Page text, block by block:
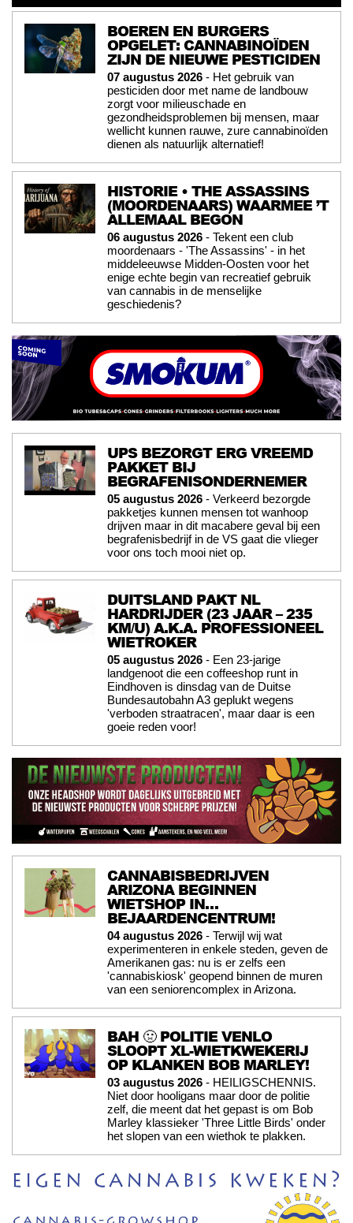
BOEREN EN BURGERS
OPGELET: CANNABINOÏDEN
ZIJN DE NIEUWE PESTICIDEN
07 augustus 2026 - Het gebruik van
pesticiden door met name de landbouw
zorgt voor milieuschade en
gezondheidsproblemen bij mensen, maar
wellicht kunnen rauwe, zure cannabinoïden
dienen als natuurlijk alternatief!
HISTORIE • THE ASSASSINS
(MOORDENAARS) WAARMEE ’T
ALLEMAAL BEGON
06 augustus 2026 - Tekent een club
moordenaars - 'The Assassins' - in het
middeleeuwse Midden-Oosten voor het
enige echte begin van recreatief gebruik
van cannabis in de menselijke
geschiedenis?
UPS BEZORGT ERG VREEMD
PAKKET BIJ
BEGRAFENISONDERNEMER
05 augustus 2026 - Verkeerd bezorgde
pakketjes kunnen mensen tot wanhoop
drijven maar in dit macabere geval bij een
begrafenisbedrijf in de VS gaat die vlieger
voor ons toch mooi niet op.
DUITSLAND PAKT NL
HARDRIJDER (23 JAAR – 235
KM/U) A.K.A. PROFESSIONEEL
WIETROKER
05 augustus 2026 - Een 23-jarige
landgenoot die een coffeeshop runt in
Eindhoven is dinsdag van de Duitse
Bundesautobahn A3 geplukt wegens
'verboden straatracen', maar daar is een
goeie reden voor!
CANNABISBEDRIJVEN
ARIZONA BEGINNEN
WIETSHOP IN…
BEJAARDENCENTRUM!
04 augustus 2026 - Terwijl wij wat
experimenteren in enkele steden, geven de
Amerikanen gas: nu is er zelfs een
'cannabiskiosk' geopend binnen de muren
van een seniorencomplex in Arizona.
BAH 🤢 POLITIE VENLO
SLOOPT XL-WIETKWEKERIJ
OP KLANKEN BOB MARLEY!
03 augustus 2026 - HEILIGSCHENNIS.
Niet door hooligans maar door de politie
zelf, die meent dat het gepast is om Bob
Marley klassieker 'Three Little Birds' onder
het slopen van een wiethok te plakken.